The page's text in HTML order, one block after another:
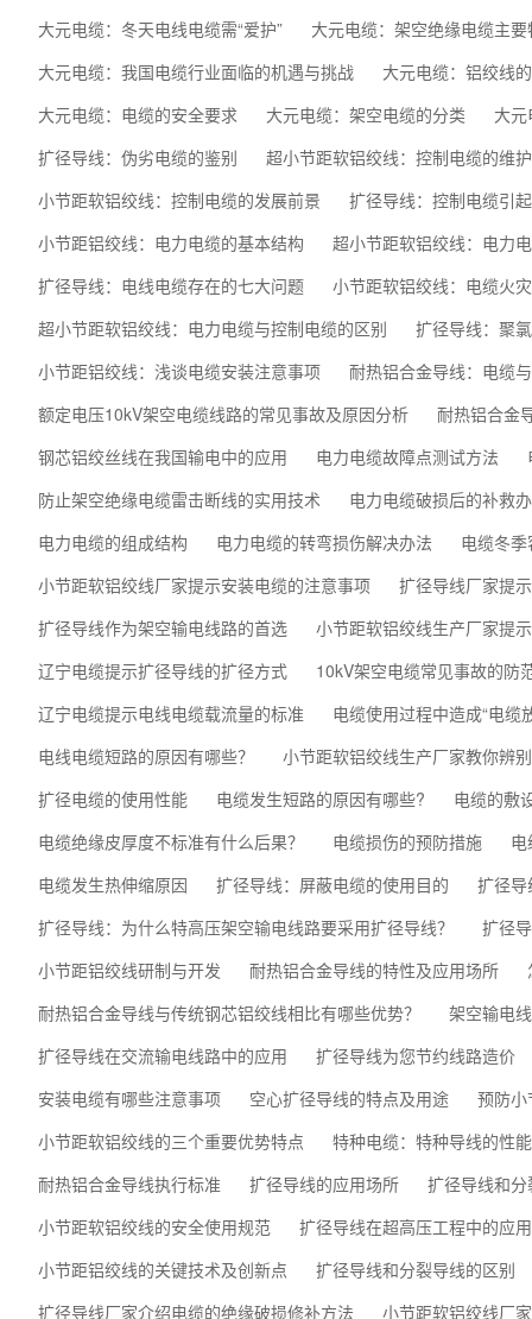
大元电缆：冬天电线电缆需“爱护”
大元电缆：架空绝缘电缆主要
大元电缆：我国电缆行业面临的机遇与挑战
大元电缆：铝绞线
大元电缆：电缆的安全要求
大元电缆：架空电缆的分类
大
扩径导线：伪劣电缆的鉴别
超小节距软铝绞线：控制电缆的维
小节距软铝绞线：控制电缆的发展前景
扩径导线：控制电缆引
小节距铝绞线：电力电缆的基本结构
超小节距软铝绞线：电力
扩径导线：电线电缆存在的七大问题
小节距软铝绞线：电缆火
超小节距软铝绞线：电力电缆与控制电缆的区别
扩径导线：聚
小节距铝绞线：浅谈电缆安装注意事项
耐热铝合金导线：电缆
额定电压10kV架空电缆线路的常见事故及原因分析
耐热铝合金
钢芯铝绞丝线在我国输电中的应用
电力电缆故障点测试方法
防止架空绝缘电缆雷击断线的实用技术
电力电缆破损后的补救
电力电缆的组成结构
电力电缆的转弯损伤解决办法
电缆冬
小节距软铝绞线厂家提示安装电缆的注意事项
扩径导线厂家提
扩径导线作为架空输电线路的首选
小节距软铝绞线生产厂家提
辽宁电缆提示扩径导线的扩径方式
10kV架空电缆常见事故的防
辽宁电缆提示电线电缆载流量的标准
电缆使用过程中造成“电缆
电线电缆短路的原因有哪些？
小节距软铝绞线生产厂家教你辨
扩径电缆的使用性能
电缆发生短路的原因有哪些?
电缆的敷
电缆绝缘皮厚度不标准有什么后果？
电缆损伤的预防措施
电缆发生热伸缩原因
扩径导线：屏蔽电缆的使用目的
扩径
扩径导线：为什么特高压架空输电线路要采用扩径导线？
扩径
小节距铝绞线研制与开发
耐热铝合金导线的特性及应用场所
耐热铝合金导线与传统钢芯铝绞线相比有哪些优势？
架空输电
扩径导线在交流输电线路中的应用
扩径导线为您节约线路造价
安装电缆有哪些注意事项
空心扩径导线的特点及用途
预防
小节距软铝绞线的三个重要优势特点
特种电缆：特种导线的性
耐热铝合金导线执行标准
扩径导线的应用场所
扩径导线和
小节距软铝绞线的安全使用规范
扩径导线在超高压工程中的应用
小节距铝绞线的关键技术及创新点
扩径导线和分裂导线的区别
扩径导线厂家介绍电缆的绝缘破损修补方法
小节距软铝绞线厂